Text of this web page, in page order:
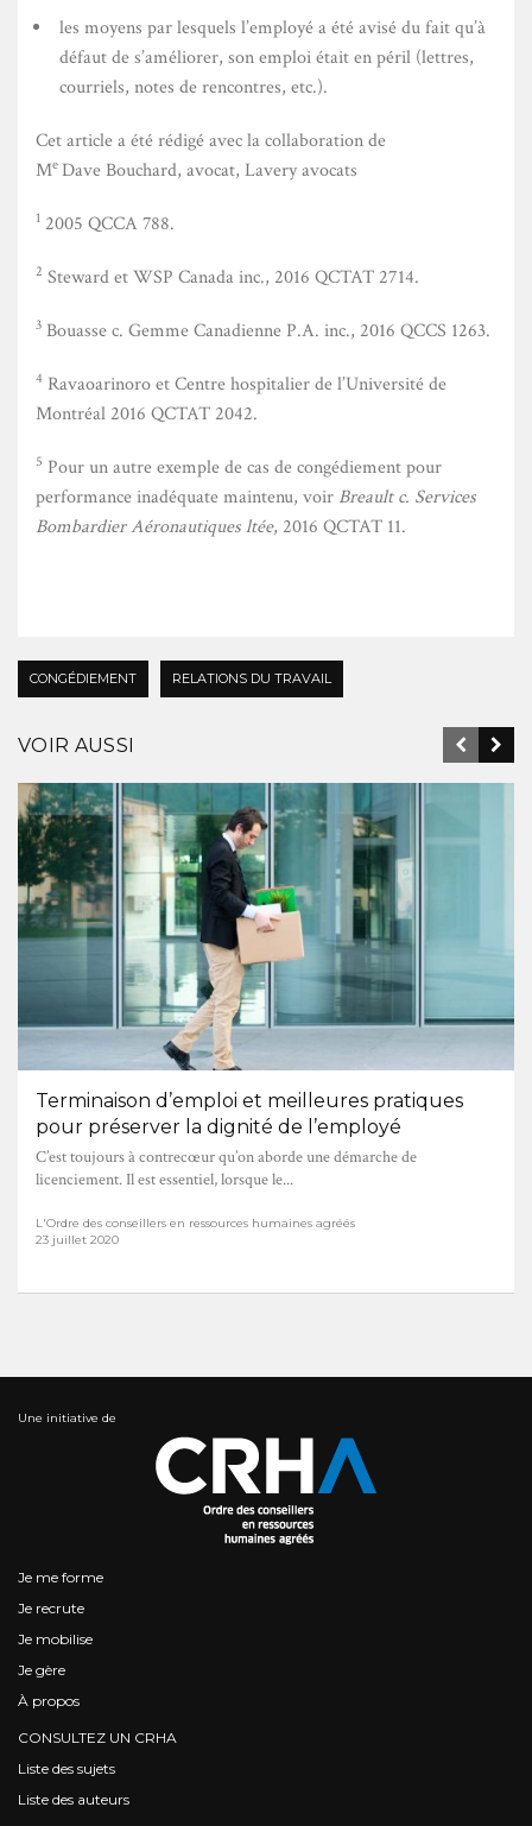
les moyens par lesquels l’employé a été avisé du fait qu’à
défaut de s’améliorer, son emploi était en péril (lettres,
courriels, notes de rencontres, etc.).
Cet article a été rédigé avec la collaboration de
Me Dave Bouchard, avocat, Lavery avocats
1 2005 QCCA 788.
2 Steward et WSP Canada inc., 2016 QCTAT 2714.
3 Bouasse c. Gemme Canadienne P.A. inc., 2016 QCCS 1263.
4 Ravaoarinoro et Centre hospitalier de l’Université de
Montréal 2016 QCTAT 2042.
5 Pour un autre exemple de cas de congédiement pour
performance inadéquate maintenu, voir Breault c. Services
Bombardier Aéronautiques ltée, 2016 QCTAT 11.
CONGÉDIEMENT RELATIONS DU TRAVAIL
VOIR AUSSI
Terminaison d’emploi et meilleures pratiques
pour préserver la dignité de l’employé
C’est toujours à contrecœur qu’on aborde une démarche de
licenciement. Il est essentiel, lorsque le...
L'Ordre des conseillers en ressources humaines agréés
23 juillet 2020
Une initiative de
Je me forme
Je recrute
Je mobilise
Je gère
À propos
CONSULTEZ UN CRHA
Liste des sujets
Liste des auteurs